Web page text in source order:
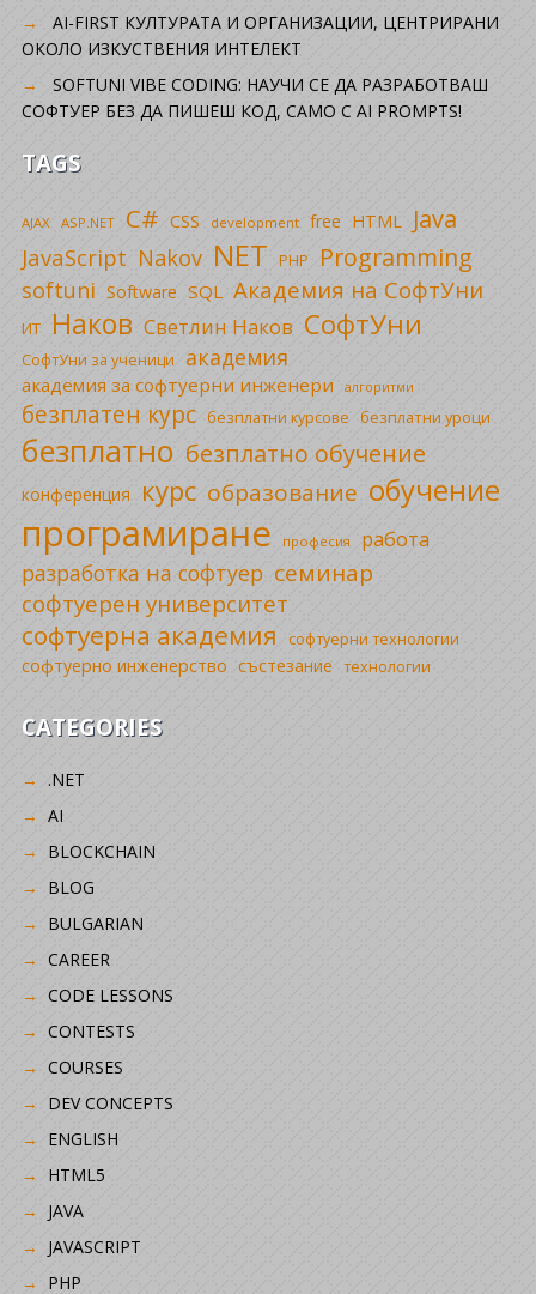
AI-FIRST КУЛТУРАТА И ОРГАНИЗАЦИИ, ЦЕНТРИРАНИ
ОКОЛО ИЗКУСТВЕНИЯ ИНТЕЛЕКТ
SOFTUNI VIBE CODING: НАУЧИ СЕ ДА РАЗРАБОТВАШ
СОФТУЕР БЕЗ ДА ПИШЕШ КОД, САМО С AI PROMPTS!
TAGS
AJAX ASP.NET C# CSS development free HTML Java
JavaScript Nakov NET PHP Programming
softuni Software SQL Академия на СофтУни
ИТ Наков Светлин Наков СофтУни
СофтУни за ученици академия
академия за софтуерни инженери алгоритми
безплатен курс безплатни курсове безплатни уроци
безплатно безплатно обучение
конференция курс образование обучение
програмиране професия работа
разработка на софтуер семинар
софтуерен университет
софтуерна академия софтуерни технологии
софтуерно инженерство състезание технологии
CATEGORIES
.NET
AI
BLOCKCHAIN
BLOG
BULGARIAN
CAREER
CODE LESSONS
CONTESTS
COURSES
DEV CONCEPTS
ENGLISH
HTML5
JAVA
JAVASCRIPT
PHP